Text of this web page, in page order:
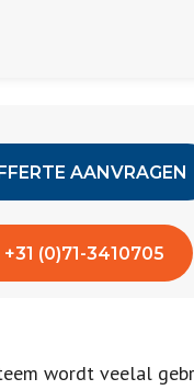
AANVRAGEN
+31 (0)71-3410705
wordt veelal